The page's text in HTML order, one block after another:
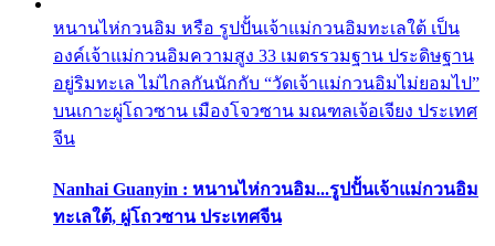
หนานไห่กวนอิม หรือ รูปปั้นเจ้าแม่กวนอิมทะเลใต้ เป็น
องค์เจ้าแม่กวนอิมความสูง 33 เมตรรวมฐาน ประดิษฐาน
อยู่ริมทะเล ไม่ไกลกันนักกับ “วัดเจ้าแม่กวนอิมไม่ยอมไป”
บนเกาะผู่โถวซาน เมืองโจวซาน มณฑลเจ้อเจียง ประเทศ
จีน
Nanhai Guanyin : หนานไห่กวนอิม...รูปปั้นเจ้าแม่กวนอิม
ทะเลใต้, ผู่โถวซาน ประเทศจีน